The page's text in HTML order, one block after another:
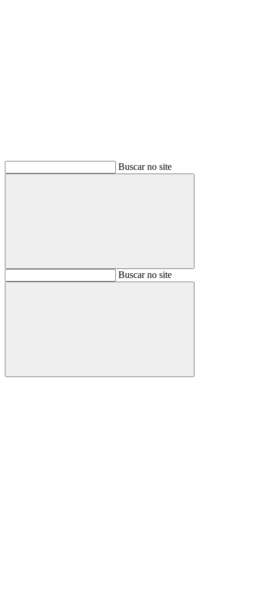
Buscar no site
BuscarBuscar no site
Buscar